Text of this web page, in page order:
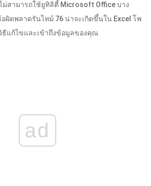
ม่สามารถใช้ยูทิลิตี้ Microsoft Office บาง
ผิดพลาดรันไทม์ 76 น่าจะเกิดขึ้นใน Excel โพ
แก้ไขและเข้าถึงข้อมูลของคุณ
ad